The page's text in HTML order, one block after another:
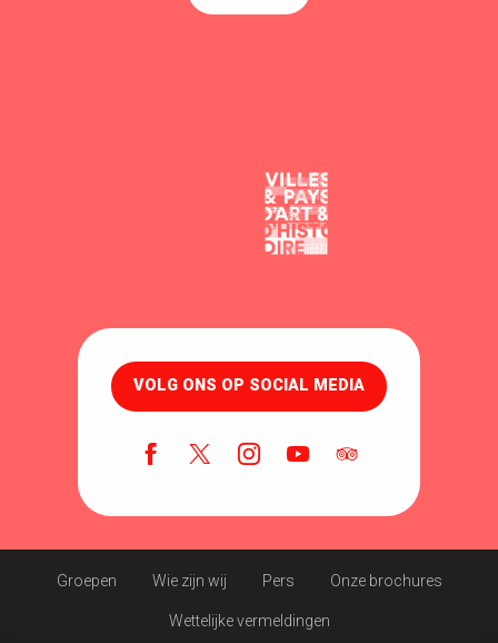
VOLG ONS OP SOCIAL MEDIA
Groepen Wie zijn wij Pers Onze brochures
Wettelijke vermeldingen